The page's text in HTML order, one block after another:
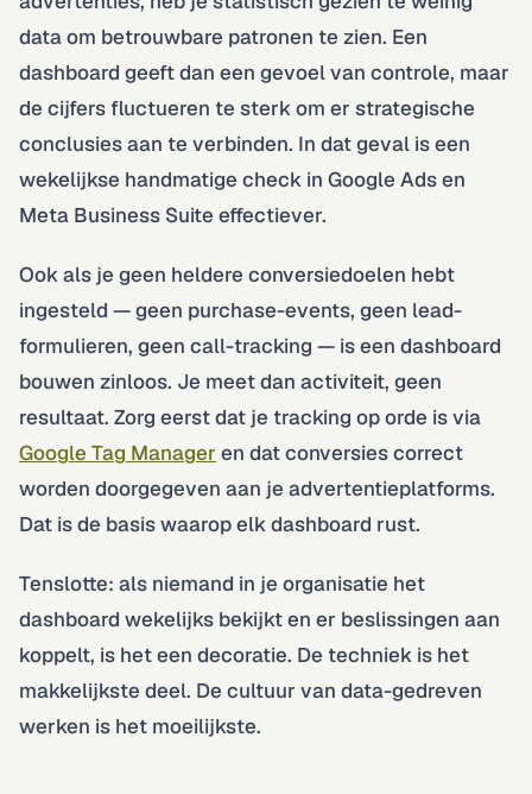
data om betrouwbare patronen te zien. Een
dashboard geeft dan een gevoel van controle, maar
de cijfers fluctueren te sterk om er strategische
conclusies aan te verbinden. In dat geval is een
wekelijkse handmatige check in Google Ads en
Meta Business Suite effectiever.
Ook als je geen heldere conversiedoelen hebt
ingesteld — geen purchase-events, geen lead-
formulieren, geen call-tracking — is een dashboard
bouwen zinloos. Je meet dan activiteit, geen
resultaat. Zorg eerst dat je tracking op orde is via
Google Tag Manager en dat conversies correct
worden doorgegeven aan je advertentieplatforms.
Dat is de basis waarop elk dashboard rust.
Tenslotte: als niemand in je organisatie het
dashboard wekelijks bekijkt en er beslissingen aan
koppelt, is het een decoratie. De techniek is het
makkelijkste deel. De cultuur van data-gedreven
werken is het moeilijkste.